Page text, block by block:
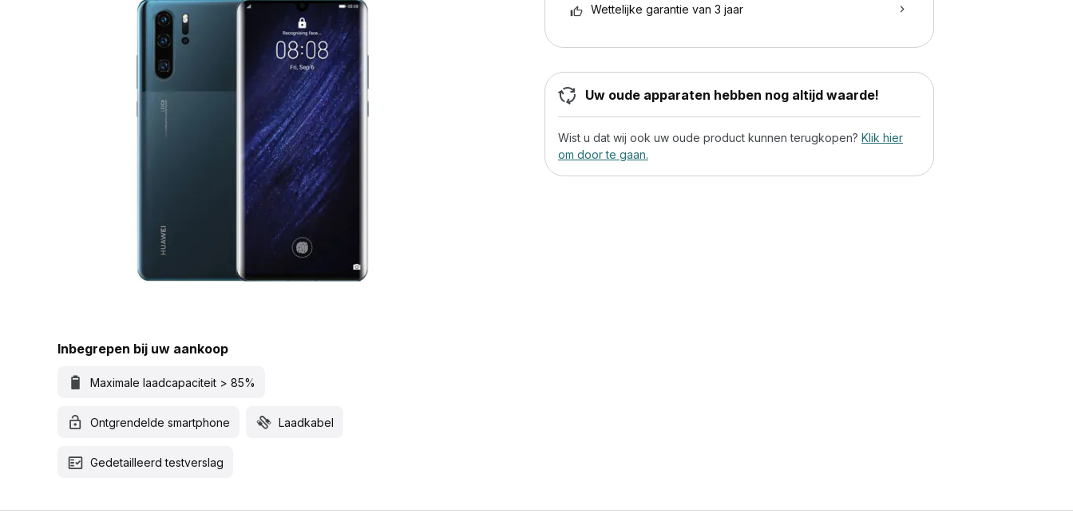
Inbegrepen bij uw aankoop
Maximale laadcapaciteit > 85%
Ontgrendelde smartphone Laadkabel
Gedetailleerd testverslag
Wettelijke garantie van 3 jaar
Uw oude apparaten hebben nog altijd waarde!
Wist u dat wij ook uw oude product kunnen terugkopen? Klik hier
om door te gaan.